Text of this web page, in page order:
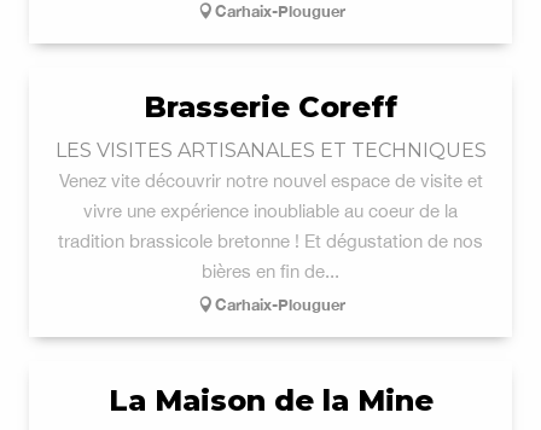
Carhaix-Plouguer
Brasserie Coreff
LES VISITES ARTISANALES ET TECHNIQUES
Venez vite découvrir notre nouvel espace de visite et
vivre une expérience inoubliable au coeur de la
tradition brassicole bretonne ! Et dégustation de nos
bières en fin de...
Carhaix-Plouguer
La Maison de la Mine